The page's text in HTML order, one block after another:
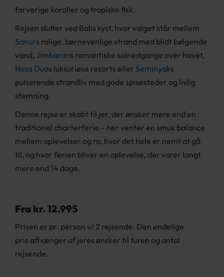
farverige koraller og tropiske fisk.
Rejsen slutter ved Balis kyst, hvor valget står mellem
Sanurs rolige, børnevenlige strand med blidt bølgende
vand, Jimbarans romantiske solnedgange over havet,
Nusa Duas luksuriøse resorts eller Seminyaks
pulserende strandliv med gode spisesteder og livlig
stemning.
Denne rejse er skabt til jer, der ønsker mere end en
traditionel charterferie – her venter en smuk balance
mellem oplevelser og ro, hvor det hele er nemt at gå
til, og hvor ferien bliver en oplevelse, der varer langt
mere end 14 dage.
Fra kr. 12.995
Prisen er pr. person v/ 2 rejsende. Den endelige
pris afhænger af jeres ønsker til turen og antal
rejsende.